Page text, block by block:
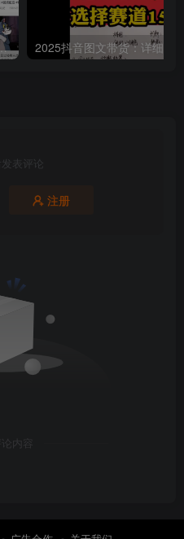
，流量猛，一天收益1k+
表评论
注册
内容